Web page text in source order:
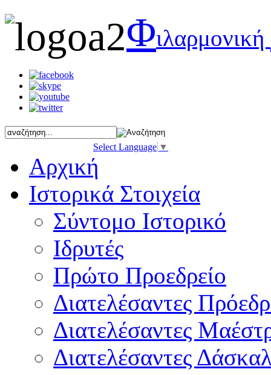
Φιλαρμονική
Select Language ▼
Αρχική
Ιστορικά Στοιχεία
Σύντομο Ιστορικό
Ιδρυτές
Πρώτο Προεδρείο
Διατελέσαντες
Διατελέσαντες
Διατελέσαντες